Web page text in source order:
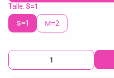
Talle:S=1
S=1 M=2